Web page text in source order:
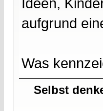
aufgrund
Was
Selbst